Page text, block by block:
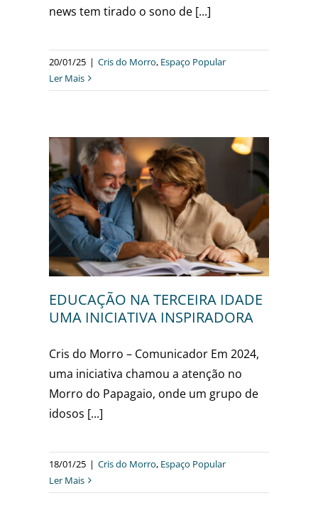
news tem tirado o sono de [...]
20/01/25 | Cris do Morro, Espaço Popular
Ler Mais
EDUCAÇÃO NA TERCEIRA IDADE
UMA INICIATIVA INSPIRADORA
Cris do Morro – Comunicador Em 2024,
uma iniciativa chamou a atenção no
Morro do Papagaio, onde um grupo de
idosos [...]
18/01/25 | Cris do Morro, Espaço Popular
Ler Mais